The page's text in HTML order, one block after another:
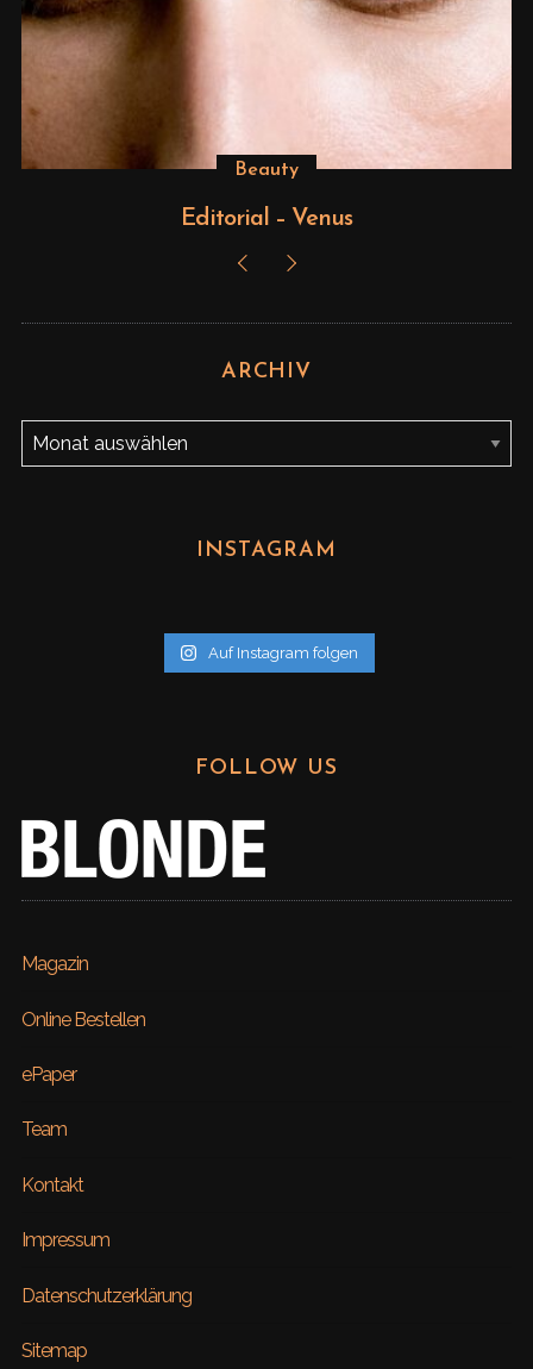
Beauty
Editorial – Venus
ARCHIV
A
r
INSTAGRAM
Auf Instagram folgen
FOLLOW US
Magazin
Online Bestellen
ePaper
Team
Kontakt
Impressum
Datenschutzerklärung
Sitemap